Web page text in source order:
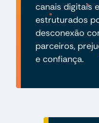
canais digitais
estruturados
desconexão
parceiros,
e confiança.